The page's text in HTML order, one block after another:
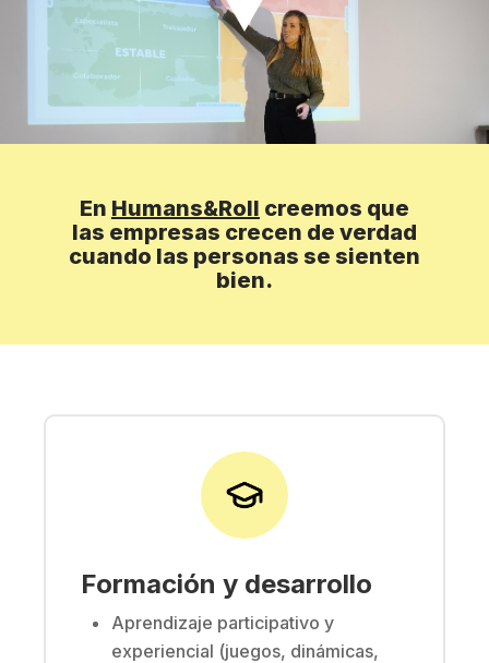
En Humans&Roll creemos que
las empresas crecen de verdad
cuando las personas se sienten
bien.
Formación y desarrollo
Aprendizaje participativo y
experiencial (juegos, dinámicas,